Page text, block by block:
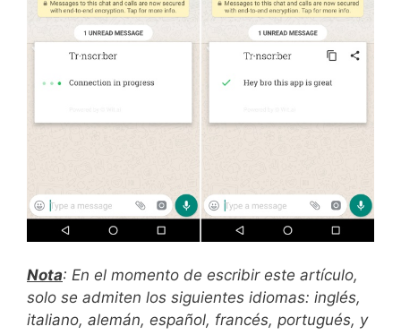
Nota: En el momento de escribir este artículo,
solo se admiten los siguientes idiomas: inglés,
italiano, alemán, español, francés, portugués, y